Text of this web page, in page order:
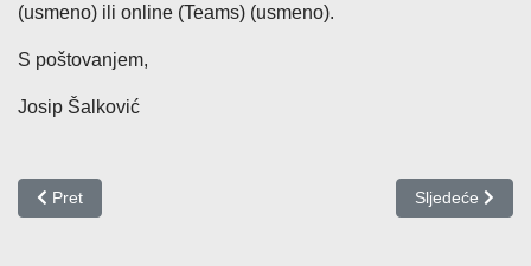
(usmeno) ili online (Teams) (usmeno).
S poštovanjem,
Josip Šalković
Prethodni članak: Obavijest o načinu održavanja ispita 8. veljače
Pret Sljedeći
Sljedeće